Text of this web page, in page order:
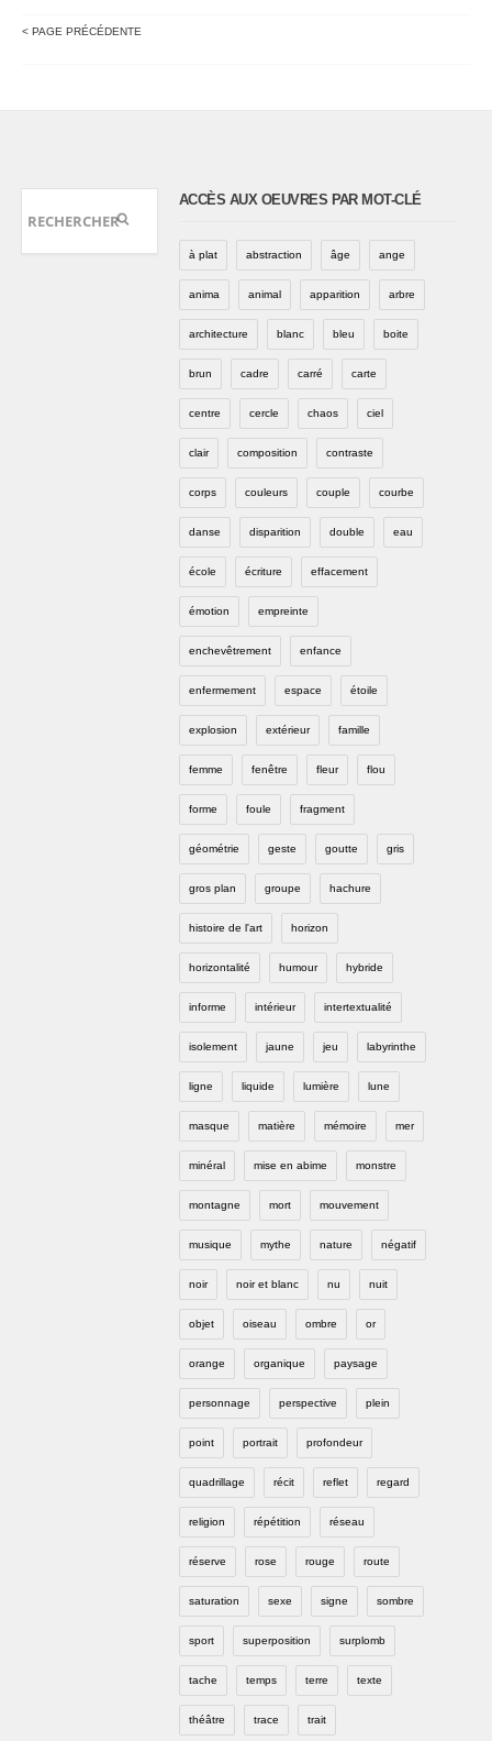
< PAGE PRÉCÉDENTE
ACCÈS AUX OEUVRES PAR MOT-CLÉ
à plat abstraction âge ange
anima animal apparition arbre
architecture blanc bleu boite
brun cadre carré carte
centre cercle chaos ciel
clair composition contraste
corps couleurs couple courbe
danse disparition double eau
école écriture effacement
émotion empreinte
enchevêtrement enfance
enfermement espace étoile
explosion extérieur famille
femme fenêtre fleur flou
forme foule fragment
géométrie geste goutte gris
gros plan groupe hachure
histoire de l'art horizon
horizontalité humour hybride
informe intérieur intertextualité
isolement jaune jeu labyrinthe
ligne liquide lumière lune
masque matière mémoire mer
minéral mise en abime monstre
montagne mort mouvement
musique mythe nature négatif
noir noir et blanc nu nuit
objet oiseau ombre or
orange organique paysage
personnage perspective plein
point portrait profondeur
quadrillage récit reflet regard
religion répétition réseau
réserve rose rouge route
saturation sexe signe sombre
sport superposition surplomb
tache temps terre texte
théâtre trace trait